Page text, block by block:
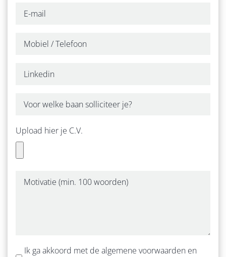
Upload hier je C.V.
Ik ga akkoord met de algemene voorwaarden en